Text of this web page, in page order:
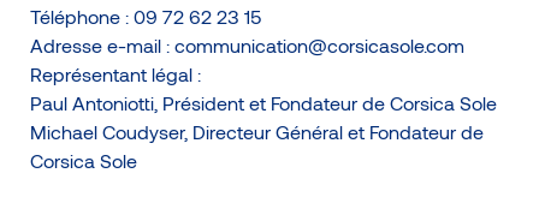
Téléphone : 09 72 62 23 15
Adresse e-mail : communication@corsicasole.com
Représentant légal :
Paul Antoniotti, Président et Fondateur de Corsica Sole
Michael Coudyser, Directeur Général et Fondateur de
Corsica Sole